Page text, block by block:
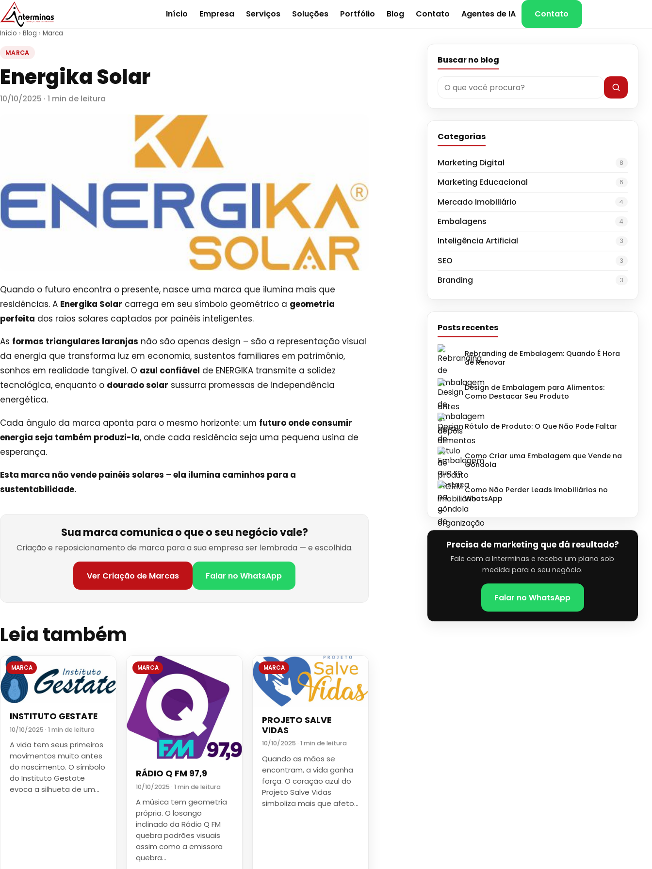
Início Empresa Serviços Soluções Portfólio Blog Contato Agentes de IA Contato
Início › Blog › Marca
MARCA
Energika Solar
10/10/2025 · 1 min de leitura
Quando o futuro encontra o presente, nasce uma marca que ilumina mais que
residências. A Energika Solar carrega em seu símbolo geométrico a geometria
perfeita dos raios solares captados por painéis inteligentes.
As formas triangulares laranjas não são apenas design – são a representação visual
da energia que transforma luz em economia, sustentos familiares em patrimônio,
sonhos em realidade tangível. O azul confiável de ENERGIKA transmite a solidez
tecnológica, enquanto o dourado solar sussurra promessas de independência
energética.
Cada ângulo da marca aponta para o mesmo horizonte: um futuro onde consumir
energia seja também produzi-la, onde cada residência seja uma pequena usina de
esperança.
Esta marca não vende painéis solares – ela ilumina caminhos para a
sustentabilidade.
Sua marca comunica o que o seu negócio vale?
Criação e reposicionamento de marca para a sua empresa ser lembrada — e escolhida.
Ver Criação de Marcas Falar no WhatsApp
Leia também
MARCA
INSTITUTO GESTATE
10/10/2025 · 1 min de leitura
A vida tem seus primeiros
movimentos muito antes
do nascimento. O símbolo
do Instituto Gestate
evoca a silhueta de um…
MARCA
RÁDIO Q FM 97,9
10/10/2025 · 1 min de leitura
A música tem geometria
própria. O losango
inclinado da Rádio Q FM
quebra padrões visuais
assim como a emissora
quebra…
MARCA
PROJETO SALVE
VIDAS
10/10/2025 · 1 min de leitura
Quando as mãos se
encontram, a vida ganha
força. O coração azul do
Projeto Salve Vidas
simboliza mais que afeto…
Buscar no blog
Categorias
Marketing Digital 8
Marketing Educacional 6
Mercado Imobiliário 4
Embalagens 4
Inteligência Artificial 3
SEO 3
Branding 3
Posts recentes
Rebranding de Embalagem: Quando É Hora
de Renovar
Design de Embalagem para Alimentos:
Como Destacar Seu Produto
Rótulo de Produto: O Que Não Pode Faltar
Como Criar uma Embalagem que Vende na
Gôndola
Como Não Perder Leads Imobiliários no
WhatsApp
Precisa de marketing que dá resultado?
Fale com a Interminas e receba um plano sob
medida para o seu negócio.
Falar no WhatsApp